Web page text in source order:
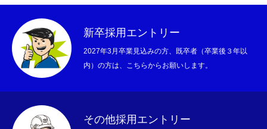
新卒採用エントリー
2027年3月卒業見込みの方、既卒者（卒業後３年以
内）の方は、こちらからお願いします。
その他採用エントリー